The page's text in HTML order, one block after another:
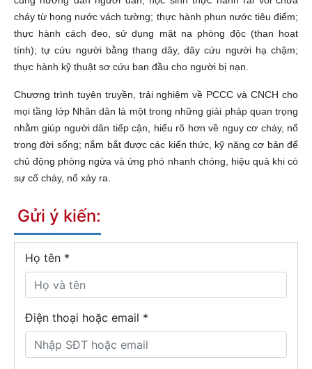
cháy từ họng nước vách tường; thực hành phun nước tiêu điểm;
thực hành cách đeo, sử dụng mặt nạ phòng độc (than hoạt
tính); tự cứu người bằng thang dây, dây cứu người hạ chậm;
thực hành kỹ thuật sơ cứu ban đầu cho người bị nạn.
Chương trình tuyên truyền, trải nghiệm về PCCC và CNCH cho
mọi tầng lớp Nhân dân là một trong những giải pháp quan trọng
nhằm giúp người dân tiếp cận, hiểu rõ hơn về nguy cơ cháy, nổ
trong đời sống; nắm bắt được các kiến thức, kỹ năng cơ bản để
chủ động phòng ngừa và ứng phó nhanh chóng, hiệu quả khi có
sự cố cháy, nổ xảy ra.
Gửi ý kiến:
Họ tên *
Điện thoại hoặc email *